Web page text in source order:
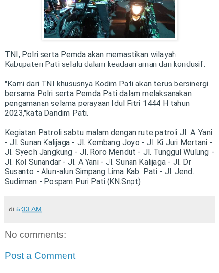
TNI, Polri serta Pemda akan memastikan wilayah
Kabupaten Pati selalu dalam keadaan aman dan kondusif.
"Kami dari TNI khususnya Kodim Pati akan terus bersinergi
bersama Polri serta Pemda Pati dalam melaksanakan
pengamanan selama perayaan Idul Fitri 1444 H tahun
2023,"kata Dandim Pati.
Kegiatan Patroli sabtu malam dengan rute patroli Jl. A. Yani
- Jl. Sunan Kalijaga - Jl. Kembang Joyo - Jl. Ki Juri Mertani -
Jl. Syech Jangkung - Jl. Roro Mendut - Jl. Tunggul Wulung -
Jl. Kol Sunandar - Jl. A Yani - Jl. Sunan Kalijaga - Jl. Dr
Susanto - Alun-alun Simpang Lima Kab. Pati - Jl. Jend.
Sudirman - Pospam Puri Pati.(KN.Snpt)
di 5:33 AM
No comments:
Post a Comment